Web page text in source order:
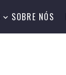
SOBRE NÓS